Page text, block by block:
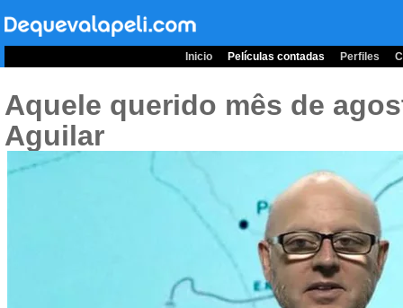
Inicio Películas contadas Perfiles
Aquele querido mês de
Aguilar